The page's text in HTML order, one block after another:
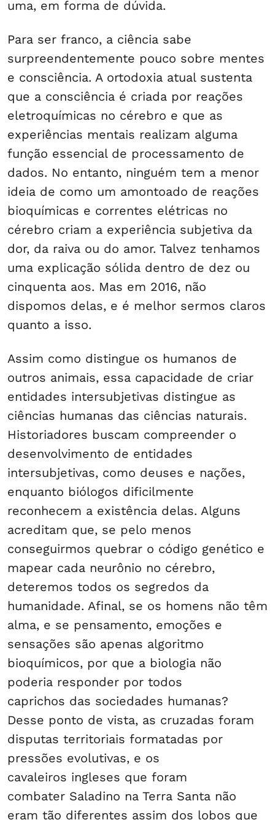
uma, em forma de dúvida.
Para ser franco, a ciência sabe
surpreendentemente pouco sobre mentes
e consciência. A ortodoxia atual sustenta
que a consciência é criada por reações
eletroquímicas no cérebro e que as
experiências mentais realizam alguma
função essencial de processamento de
dados. No entanto, ninguém tem a menor
ideia de como um amontoado de reações
bioquímicas e correntes elétricas no
cérebro criam a experiência subjetiva da
dor, da raiva ou do amor. Talvez tenhamos
uma explicação sólida dentro de dez ou
cinquenta aos. Mas em 2016, não
dispomos delas, e é melhor sermos claros
quanto a isso.
Assim como distingue os humanos de
outros animais, essa capacidade de criar
entidades intersubjetivas distingue as
ciências humanas das ciências naturais.
Historiadores buscam compreender o
desenvolvimento de entidades
intersubjetivas, como deuses e nações,
enquanto biólogos dificilmente
reconhecem a existência delas. Alguns
acreditam que, se pelo menos
conseguirmos quebrar o código genético e
mapear cada neurônio no cérebro,
deteremos todos os segredos da
humanidade. Afinal, se os homens não têm
alma, e se pensamento, emoções e
sensações são apenas algoritmo
bioquímicos, por que a biologia não
poderia responder por todos
caprichos das sociedades humanas?
Desse ponto de vista, as cruzadas foram
disputas territoriais formatadas por
pressões evolutivas, e os
cavaleiros ingleses que foram
combater Saladino na Terra Santa não
eram tão diferentes assim dos lobos que